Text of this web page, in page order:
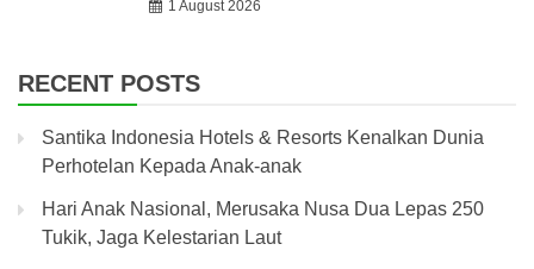
1 August 2026
RECENT POSTS
Santika Indonesia Hotels & Resorts Kenalkan Dunia
Perhotelan Kepada Anak-anak
Hari Anak Nasional, Merusaka Nusa Dua Lepas 250
Tukik, Jaga Kelestarian Laut